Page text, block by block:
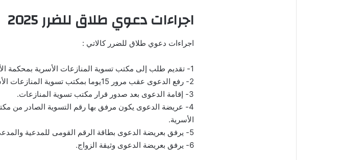
اجراءات دعوي طلاق للضرر 2025
اجراءات دعوي طلاق للضرر كالاتي :
1- تقديم طلب إلى مكتب تسوية المنازعات الأسرية بمحكمة الأسرة.
2- رفع الدعوى عقب مرور 15يوما بمكتب تسوية المنازعات الأسرية.
3- إقامة الدعوى بعد صدور قرار مكتب تسوية المنازعات.
4- عريضة الدعوى يكون مرفق بها رقم التسوية الصادر من
الأسرية.
5- يرفق بعريضة الدعوى بطاقة الرقم القومى للمدعية والمدعى عليه.
6- يرفق بعريضة الدعوى وثيقة الزواج.